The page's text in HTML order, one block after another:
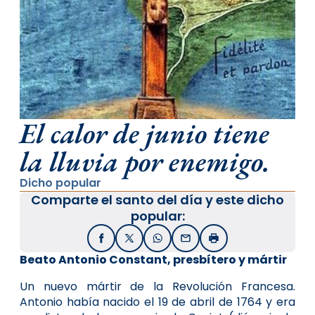
El calor de junio tiene
la lluvia por enemigo.
Dicho popular
Comparte el santo del día y este dicho
popular:
FacebookX / TwitterWhatsApp
EmailImprimir
Beato Antonio Constant, presbítero y mártir
Un nuevo mártir de la Revolución Francesa.
Antonio había nacido el 19 de abril de 1764 y era